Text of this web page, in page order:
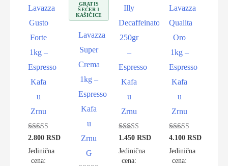
Lavazza
Gusto
Forte
1kg –
Espresso
Kafa
u
Zrnu
Ocenjeno sa
od 5
2.800RSD
Jedinična
cena:
GRATIS
ŠEĆER I
KAŠIČICE
Lavazza
Super
Crema
1kg –
Espresso
Kafa
u
Zrnu
G
Illy
Decaffeinato
250gr
–
Espresso
Kafa
u
Zrnu
Ocenjeno sa
od 5
1.450RSD
Jedinična
cena:
Lavazza
Qualita
Oro
1kg –
Espresso
Kafa
u
Zrnu
Ocenjeno sa
od 5
4.100RSD
Jedinična
cena: